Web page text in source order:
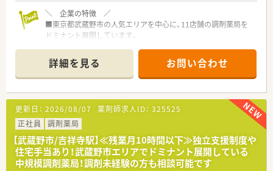
す。
＼ 企業の特徴 ／
■東京都武蔵野市の人気エリアを中心に、11店舗の調剤薬局を
ドミナント展開しています。
安定して長く仕事を続けられる薬局です。
■認知症カフェや地域活動も積極的に実施されています。
■従業員の男女比は3:7
■ドミナント展開をしているためヘルプ体制も充実していま
す。
■調剤未経験の方もご相談可能です。
＼ 店舗配属について ／
■配属店舗については適正や通勤距離を考慮して決定となりま
す。
詳細を見る お問い合わせ
更新日： 2026/08/07 薬剤師求人ID： 325525
正社員
調剤薬局
【武蔵野市/吉祥寺駅】≪残業月10時間以下≫独立支援制度や
住宅手当あり！武蔵野市エリアでドミナント展開している
中規模調剤薬局！調剤未経験の方も相談可能です